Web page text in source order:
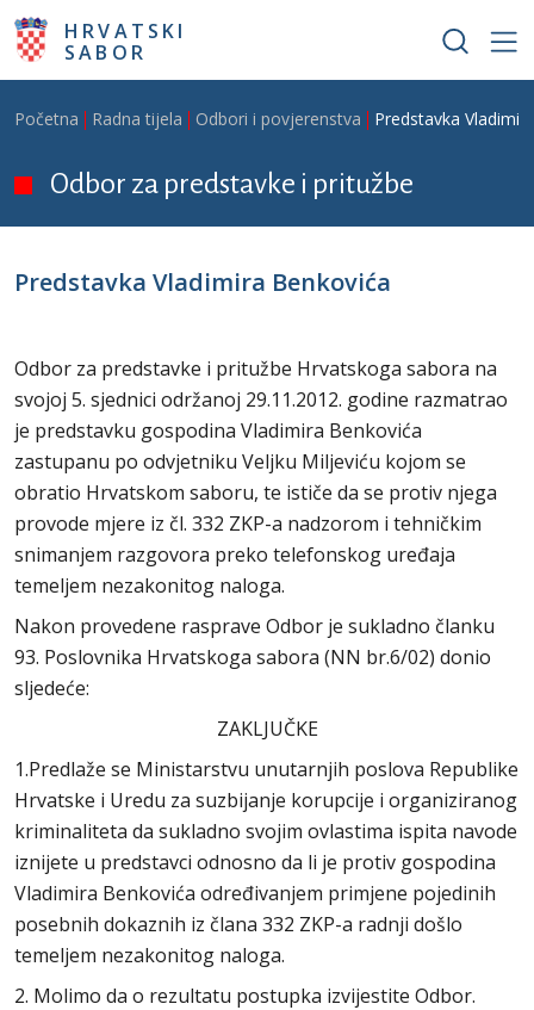
Skoči na glavni sadržaj
HRVATSKI
SABOR
Breadcrumb
Početna Radna tijela Odbori i povjerenstva Predstavka
Odbor za predstavke i pritužbe
Predstavka Vladimira Benkovića
Odbor za predstavke i pritužbe Hrvatskoga sabora na
svojoj 5. sjednici održanoj 29.11.2012. godine razmatrao
je predstavku gospodina Vladimira Benkovića
zastupanu po odvjetniku Veljku Miljeviću kojom se
obratio Hrvatskom saboru, te ističe da se protiv njega
provode mjere iz čl. 332 ZKP-a nadzorom i tehničkim
snimanjem razgovora preko telefonskog uređaja
temeljem nezakonitog naloga.
Nakon provedene rasprave Odbor je sukladno članku
93. Poslovnika Hrvatskoga sabora (NN br.6/02) donio
sljedeće:
ZAKLJUČKE
1.Predlaže se Ministarstvu unutarnjih poslova Republike
Hrvatske i Uredu za suzbijanje korupcije i organiziranog
kriminaliteta da sukladno svojim ovlastima ispita navode
iznijete u predstavci odnosno da li je protiv gospodina
Vladimira Benkovića određivanjem primjene pojedinih
posebnih dokaznih iz člana 332 ZKP-a radnji došlo
temeljem nezakonitog naloga.
2. Molimo da o rezultatu postupka izvijestite Odbor.